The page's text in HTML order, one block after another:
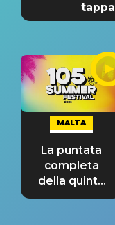
tappa
MALTA
La puntata
completa
della quinta
tappa